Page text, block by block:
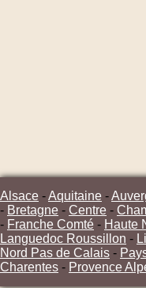
Alsace -Aquitaine -
- Bretagne - Centre -
- Franche Comté - Haute
Languedoc Roussillon -
Nord Pas de Calais -
Charentes - Provence